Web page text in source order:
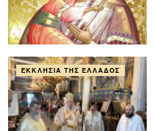
ΕΚΚΛΗΣΊΑ ΤΗΣ ΕΛΛΆΔΟΣ